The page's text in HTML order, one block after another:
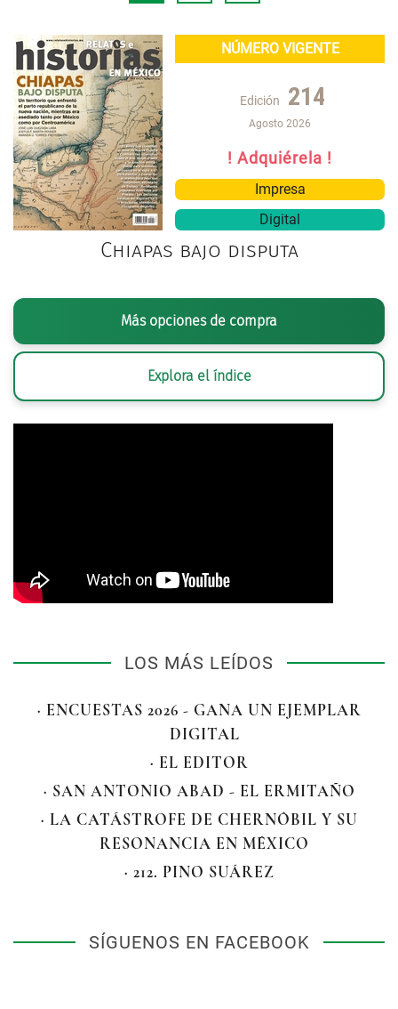
NÚMERO VIGENTE
Edición 214
Agosto 2026
! Adquiérela !
Impresa
Digital
Chiapas bajo disputa
Más opciones de compra
Explora el índice
LOS MÁS LEÍDOS
· ENCUESTAS 2026 - GANA UN EJEMPLAR
DIGITAL
· EL EDITOR
· SAN ANTONIO ABAD - EL ERMITAÑO
· LA CATÁSTROFE DE CHERNÓBIL Y SU
RESONANCIA EN MÉXICO
· 212. PINO SUÁREZ
SÍGUENOS EN FACEBOOK